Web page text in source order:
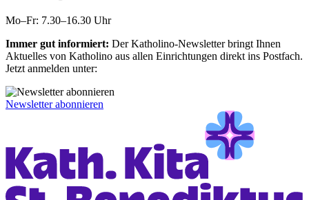
Mo–Fr: 7.30–16.30 Uhr
Immer gut informiert: Der Katholino-Newsletter bringt Ihnen
Aktuelles von Katholino aus allen Einrichtungen direkt ins Postfach.
Jetzt anmelden unter:
Newsletter abonnieren